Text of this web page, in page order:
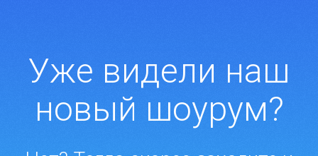
Уже видели наш
новый шоурум?